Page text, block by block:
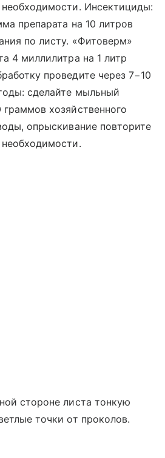
Инсектициды:
препарата на 10 литров
по листу. «Фитоверм»
4 миллилитра на 1 литр
проведите через 7−10
сделайте мыльный
хозяйственного
опрыскивание повторите
стороне листа тонкую
точки от проколов.